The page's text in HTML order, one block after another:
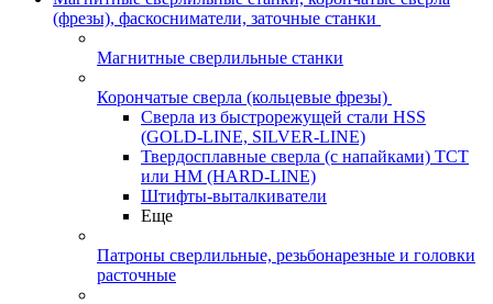
(фрезы), фаскосниматели, заточные станки
Магнитные сверлильные станки
Корончатые сверла (кольцевые фрезы)
Сверла из быстрорежущей стали HSS
(GOLD-LINE, SILVER-LINE)
Твердосплавные сверла (с напайками) ТСТ
или HM (HARD-LINE)
Штифты-выталкиватели
Еще
Патроны сверлильные, резьбонарезные и головки
расточные